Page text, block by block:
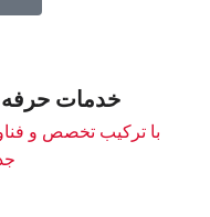
خدمات حرفه
با ترکیب تخصص و